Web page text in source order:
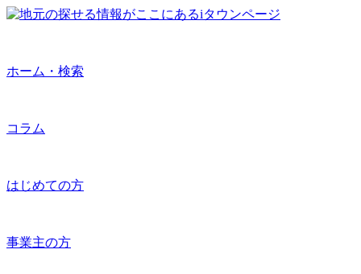
ホーム・検索
コラム
はじめての方
事業主の方